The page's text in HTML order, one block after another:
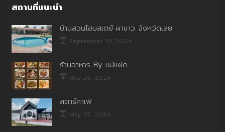
สถานที่แนะนำ
บ้านสวนโฮมสเตย์ ผาขาว จังหวัดเลย
September 10, 2024
ร้านอาหาร By แม่แฝด
May 26, 2024
สตาร์คาเฟ่
May 25, 2024